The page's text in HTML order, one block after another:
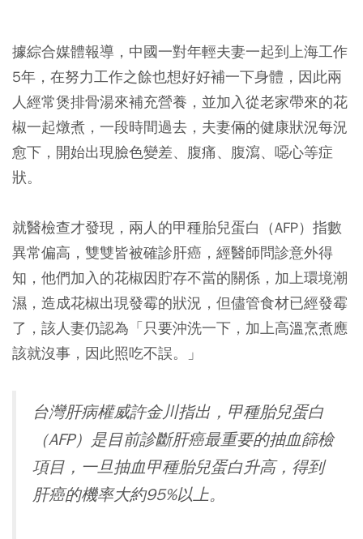
據綜合媒體報導，中國一對年輕夫妻一起到上海工作
5年，在努力工作之餘也想好好補一下身體，因此兩
人經常煲排骨湯來補充營養，並加入從老家帶來的花
椒一起燉煮，一段時間過去，夫妻倆的健康狀況每況
愈下，開始出現臉色變差、腹痛、腹瀉、噁心等症
狀。
就醫檢查才發現，兩人的甲種胎兒蛋白（AFP）指數
異常偏高，雙雙皆被確診肝癌，經醫師問診意外得
知，他們加入的花椒因貯存不當的關係，加上環境潮
濕，造成花椒出現發霉的狀況，但儘管食材已經發霉
了，該人妻仍認為「只要沖洗一下，加上高溫烹煮應
該就沒事，因此照吃不誤。」
台灣肝病權威許金川指出，甲種胎兒蛋白
（AFP）是目前診斷肝癌最重要的抽血篩檢
項目，一旦抽血甲種胎兒蛋白升高，得到
肝癌的機率大約95%以上。